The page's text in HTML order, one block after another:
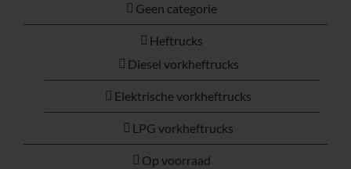
Geen categorie
Heftrucks
Diesel vorkheftrucks
Elektrische vorkheftrucks
LPG vorkheftrucks
Op voorraad